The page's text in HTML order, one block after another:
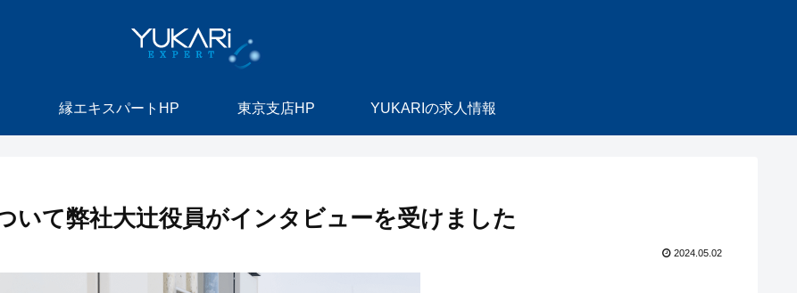
縁エキスパートHP 東京支店HP YUKARIの求人情報
いて弊社大辻役員がインタビューを受けました
2024.05.02